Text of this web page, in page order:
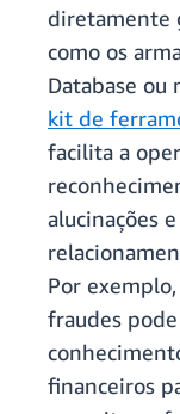
diretamente
como os
Database
kit de
facilita a
alucinações
Por
fraudes
financeiros